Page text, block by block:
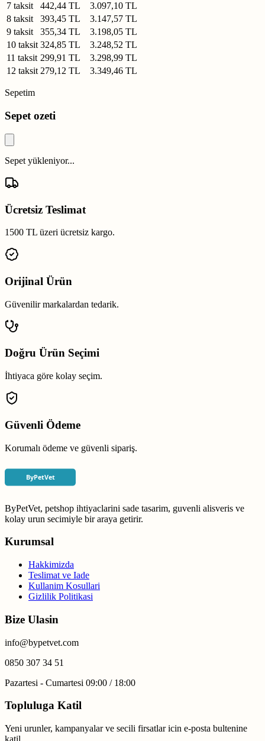
7 taksit
442,44 TL
3.097,10 TL
8 taksit
393,45 TL
3.147,57 TL
9 taksit
355,34 TL
3.198,05 TL
10 taksit 324,85 TL
3.248,52 TL
11 taksit 299,91 TL
3.298,99 TL
12 taksit 279,12 TL 3.349,46 TL
Sepetim
Sepet ozeti
Sepet yükleniyor...
Ücretsiz Teslimat
1500 TL üzeri ücretsiz kargo.
Orijinal Ürün
Güvenilir markalardan tedarik.
Doğru Ürün Seçimi
İhtiyaca göre kolay seçim.
Güvenli Ödeme
Korumalı ödeme ve güvenli sipariş.
ByPetVet, petshop ihtiyaclarini sade tasarim, guvenli alisveris ve
kolay urun secimiyle bir araya getirir.
Kurumsal
Hakkimizda
Teslimat ve Iade
Kullanim Kosullari
Gizlilik Politikasi
Bize Ulasin
info@bypetvet.com
0850 307 34 51
Pazartesi - Cumartesi 09:00 / 18:00
Topluluga Katil
Yeni urunler, kampanyalar ve secili firsatlar icin e-posta bultenine
katil.